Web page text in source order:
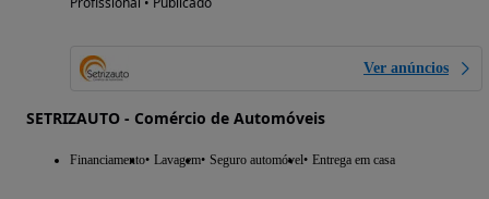
Ver anúncios
SETRIZAUTO - Comércio de Automóveis
Financiamento Lavagem Seguro automóvel Entrega em casa